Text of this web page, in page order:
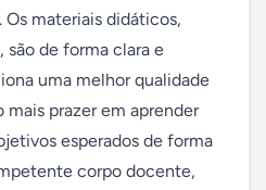
Os materiais didáticos,
de forma clara e
uma melhor qualidade
prazer em aprender
esperados de forma
corpo docente,